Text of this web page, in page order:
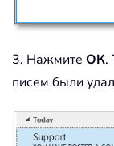
3. Нажмите ОК.
писем были